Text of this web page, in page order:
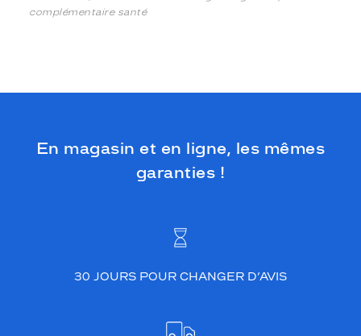
complémentaire santé
En magasin et en ligne, les mêmes
garanties !
30 JOURS POUR CHANGER D’AVIS